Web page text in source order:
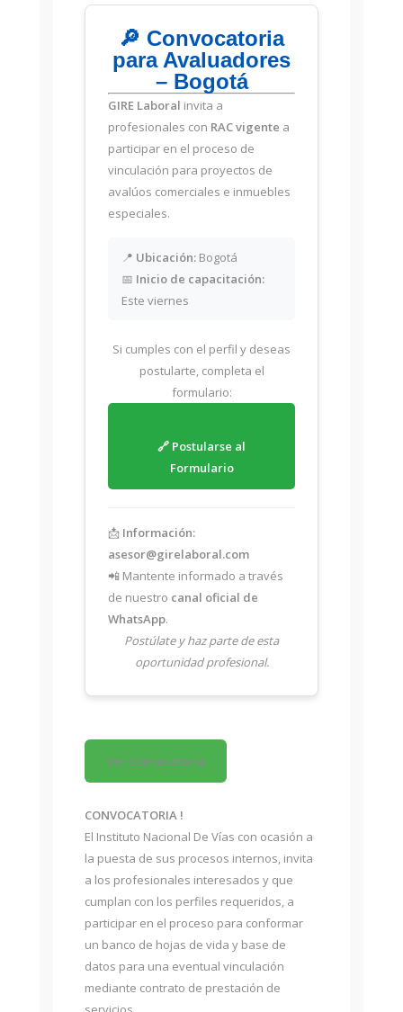
🔎 Convocatoria
para Avaluadores
– Bogotá
GIRE Laboral invita a
profesionales con RAC vigente a
participar en el proceso de
vinculación para proyectos de
avalúos comerciales e inmuebles
especiales.
📍 Ubicación: Bogotá
📅 Inicio de capacitación:
Este viernes
Si cumples con el perfil y deseas
postularte, completa el
formulario:
🔗 Postularse al
Formulario
📩 Información:
asesor@girelaboral.com
📲 Mantente informado a través
de nuestro canal oficial de
WhatsApp.
Postúlate y haz parte de esta
oportunidad profesional.
Ver Convocatoria
CONVOCATORIA !
El Instituto Nacional De Vías con ocasión a
la puesta de sus procesos internos, invita
a los profesionales interesados y que
cumplan con los perfiles requeridos, a
participar en el proceso para conformar
un banco de hojas de vida y base de
datos para una eventual vinculación
mediante contrato de prestación de